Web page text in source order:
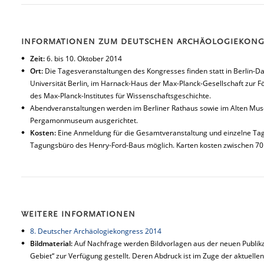
INFORMATIONEN ZUM DEUTSCHEN
Zeit:6. bis 10. Oktober 2014
Ort: Die Tagesveranstaltungen des Kongresses finden statt in Berlin-
Universität Berlin, im Harnack-Haus der Max-Planck-Gesellschaft zur
des Max-Planck-Institutes für Wissenschaftsgeschichte.
Abendveranstaltungen werden im Berliner Rathaus sowie im Alten
Pergamonmuseum ausgerichtet.
Kosten: Eine Anmeldung für die Gesamtveranstaltung und einzelne
Tagungsbüro des Henry-Ford-Baus möglich. Karten kosten zwischen
WEITERE INFORMATIONEN
8. Deutscher Archäologiekongress 2014
Bildmaterial:Auf Nachfrage werden Bildvorlagen aus der neuen
Gebiet“ zur Verfügung gestellt. Deren Abdruck ist im Zuge der